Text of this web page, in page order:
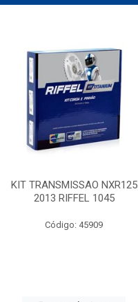
KIT TRANSMISSAO NXR125
2013 RIFFEL 1045
Código: 45909